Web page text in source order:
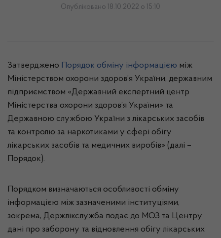
Опубліковано 18.10.2022 о 15:10
Затверджено Порядок обміну інформацією між
Міністерством охорони здоров’я України, державним
підприємством «Державний експертний центр
Міністерства охорони здоров’я України» та
Державною службою України з лікарських засобів
та контролю за наркотиками у сфері обігу
лікарських засобів та медичних виробів» (далі –
Порядок).
Порядком визначаються особливості обміну
інформацією між зазначеними інституціями,
зокрема, Держлікслужба подає до МОЗ та Центру
дані про заборону та відновлення обігу лікарських